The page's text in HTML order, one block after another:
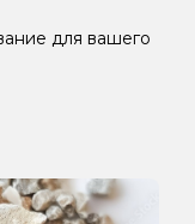
для вашего